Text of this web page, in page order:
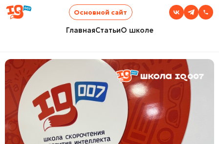
ГлавнаяСтатьиО школе
Основной сайт